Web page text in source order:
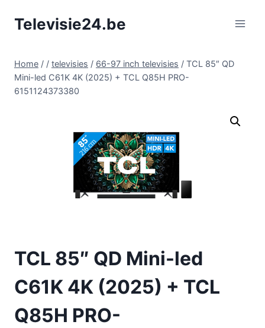
naarTelevisie24.be
Home / / televisies / 66-97 inch televisies / TCL 85″ QD
Mini-led C61K 4K (2025) + TCL Q85H PRO-
6151124373380
TCL 85″ QD Mini-led
C61K 4K (2025) + TCL
Q85H PRO-